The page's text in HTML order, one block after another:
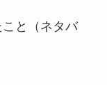
と（ネタバ